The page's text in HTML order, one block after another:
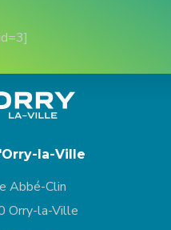
la-Ville
Abbé-Clin
Orry-la-Ville